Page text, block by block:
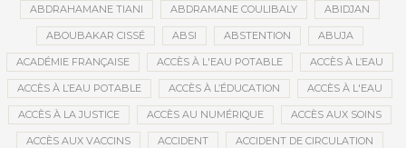
ABDRAHAMANE TIANI ABDRAMANE COULIBALY ABIDJAN
ABOUBAKAR CISSÉ ABSI ABSTENTION ABUJA
ACADÉMIE FRANÇAISE ACCÈS À L'EAU POTABLE ACCÈS À L’EAU
ACCÈS À L’EAU POTABLE ACCÈS À L’ÉDUCATION ACCÈS À L'EAU
ACCÈS À LA JUSTICE ACCÈS AU NUMÉRIQUE ACCÈS AUX SOINS
ACCÈS AUX VACCINS ACCIDENT ACCIDENT DE CIRCULATION